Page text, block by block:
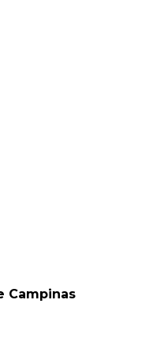
Campinas